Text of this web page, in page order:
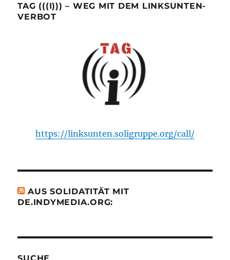
TAG (((I))) – WEG MIT DEM LINKSUNTEN-
VERBOT
https://linksunten.soligruppe.org/call/
AUS SOLIDATITÄT MIT
DE.INDYMEDIA.ORG: